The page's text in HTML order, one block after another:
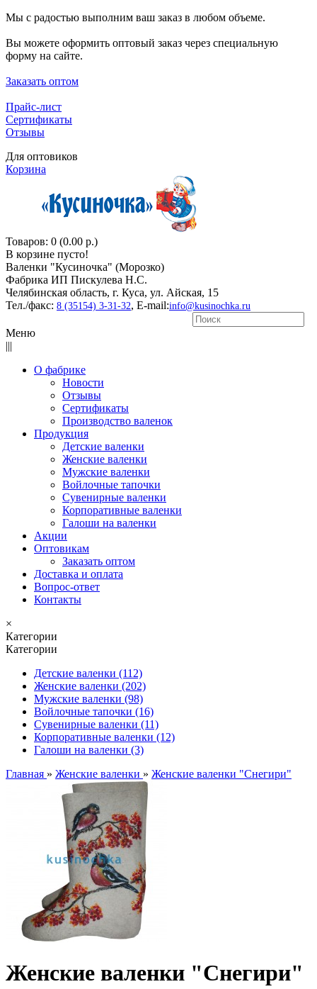
Мы с радостью выполним ваш заказ в любом объеме.
Вы можете оформить оптовый заказ через специальную
форму на сайте.
Заказать оптом
Прайс-лист
Сертификаты
Отзывы
Для оптовиков
Корзина
Товаров: 0 (0.00 р.)
В корзине пусто!
Валенки "Кусиночкa" (Морозко)
Фабрика ИП Пискулева Н.С.
Челябинская область, г. Куса, ул. Айская, 15
Тел./факс: 8 (35154) 3-31-32, E-mail:info@kusinochka.ru
Меню
|||
О фабрике
Новости
Отзывы
Сертификаты
Производство валенок
Продукция
Детские валенки
Женские валенки
Мужские валенки
Войлочные тапочки
Сувенирные валенки
Корпоративные валенки
Галоши на валенки
Акции
Оптовикам
Заказать оптом
Доставка и оплата
Вопрос-ответ
Контакты
×
Категории
Категории
Детские валенки (112)
Женские валенки (202)
Мужские валенки (98)
Войлочные тапочки (16)
Сувенирные валенки (11)
Корпоративные валенки (12)
Галоши на валенки (3)
Главная » Женские валенки » Женские валенки "Снегири"
Женские валенки "Снегири"